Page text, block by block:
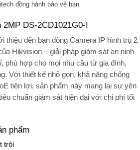
đồng hành bảo vệ bạn
DS-2CD1021G0-I
thiệu đến bạn dòng Camera IP hình trụ 2
Hikvision – giải pháp giám sát an ninh
phù hợp cho mọi nhu cầu từ gia đình,
Với thiết kế nhỏ gọn, khả năng chống
tiện lợi, sản phẩm này mang lại sự yên
chuẩn giám sát hiện đại với chi phí tối
phẩm
trội